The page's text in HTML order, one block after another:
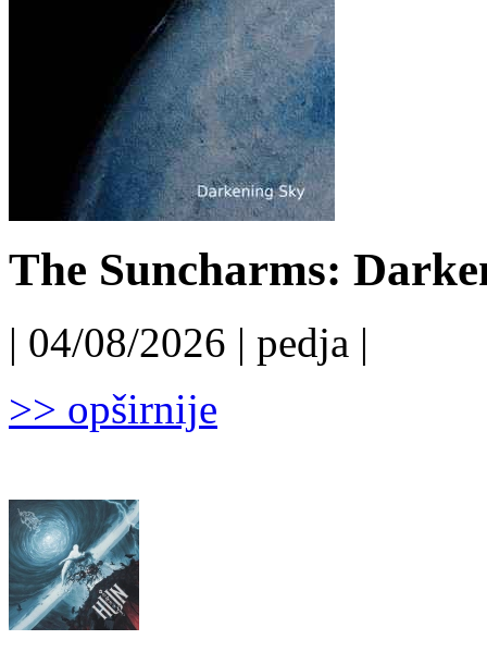
The Suncharms:
| 04/08/2026 | pedja |
>> opširnije